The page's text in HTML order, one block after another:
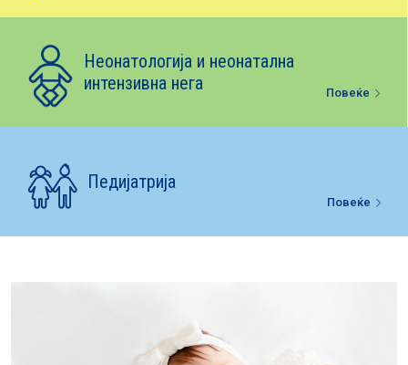
Неонатологија и неонатална
интензивна нега
Повеќе
Педијатрија
Повеќе